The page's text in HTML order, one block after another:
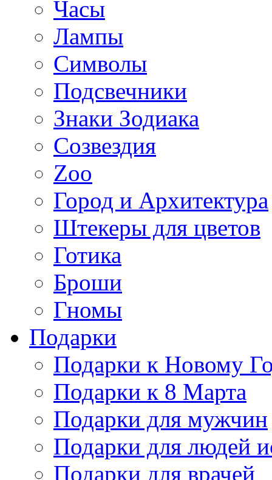
Часы
Лампы
Символы
Подсвечники
Знаки Зодиака
Созвездия
Zoo
Город и Архитектура
Штекеры для цветов
Готика
Броши
Гномы
Подарки
Подарки к Новому
Подарки к 8 Марта
Подарки для мужчин
Подарки для людей
Подарки для врачей